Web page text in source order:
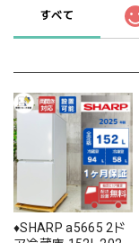
すべて
♦️SHARP a5665 2ド